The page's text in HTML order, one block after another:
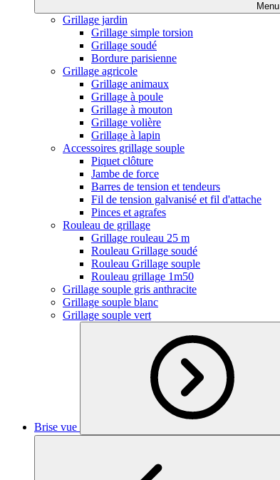
Menu
Grillage jardin
Grillage simple torsion
Grillage soudé
Bordure parisienne
Grillage agricole
Grillage animaux
Grillage à poule
Grillage à mouton
Grillage volière
Grillage à lapin
Accessoires grillage souple
Piquet clôture
Jambe de force
Barres de tension et tendeurs
Fil de tension galvanisé et fil d'attache
Pinces et agrafes
Rouleau de grillage
Grillage rouleau 25 m
Rouleau Grillage soudé
Rouleau Grillage souple
Rouleau grillage 1m50
Grillage souple gris anthracite
Grillage souple blanc
Grillage souple vert
Brise vue